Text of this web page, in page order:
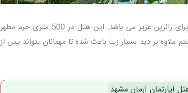
بسیار عالی و مناسب برای زائرین عزیز می باشد. این هتل در 500 متری حرم مطهر
علاوه بر دید بسیار زیبا باعث شده تا مهمانان بتواند پس از
آپارتمان آرمان مشهد